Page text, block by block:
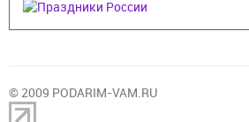
© 2009 PODARIM-VAM.RU